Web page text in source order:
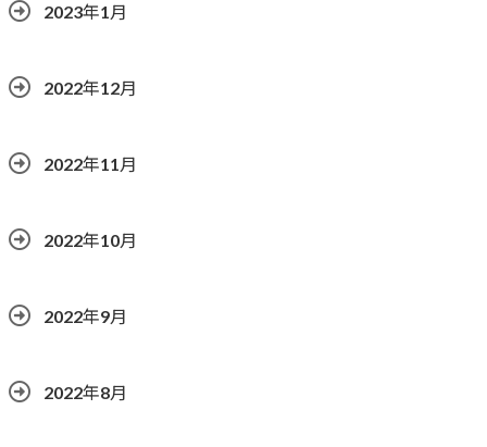
2023年1月
2022年12月
2022年11月
2022年10月
2022年9月
2022年8月